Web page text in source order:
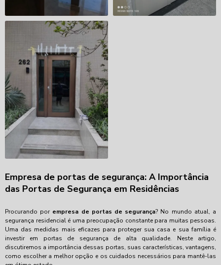
Empresa de portas de segurança: A Importância
das Portas de Segurança em Residências
Procurando por empresa de portas de segurança? No mundo atual, a
segurança residencial é uma preocupação constante para muitas pessoas.
Uma das medidas mais eficazes para proteger sua casa e sua família é
investir em portas de segurança de alta qualidade. Neste artigo,
discutiremos a importância dessas portas, suas características, vantagens,
como escolher a melhor opção e os cuidados necessários para mantê-las